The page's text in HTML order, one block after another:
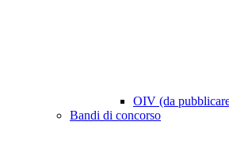
OIV (da
Bandi di concorso